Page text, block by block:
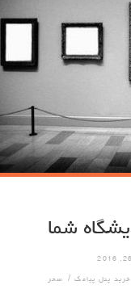
شما
پنل پیامک/ سحر